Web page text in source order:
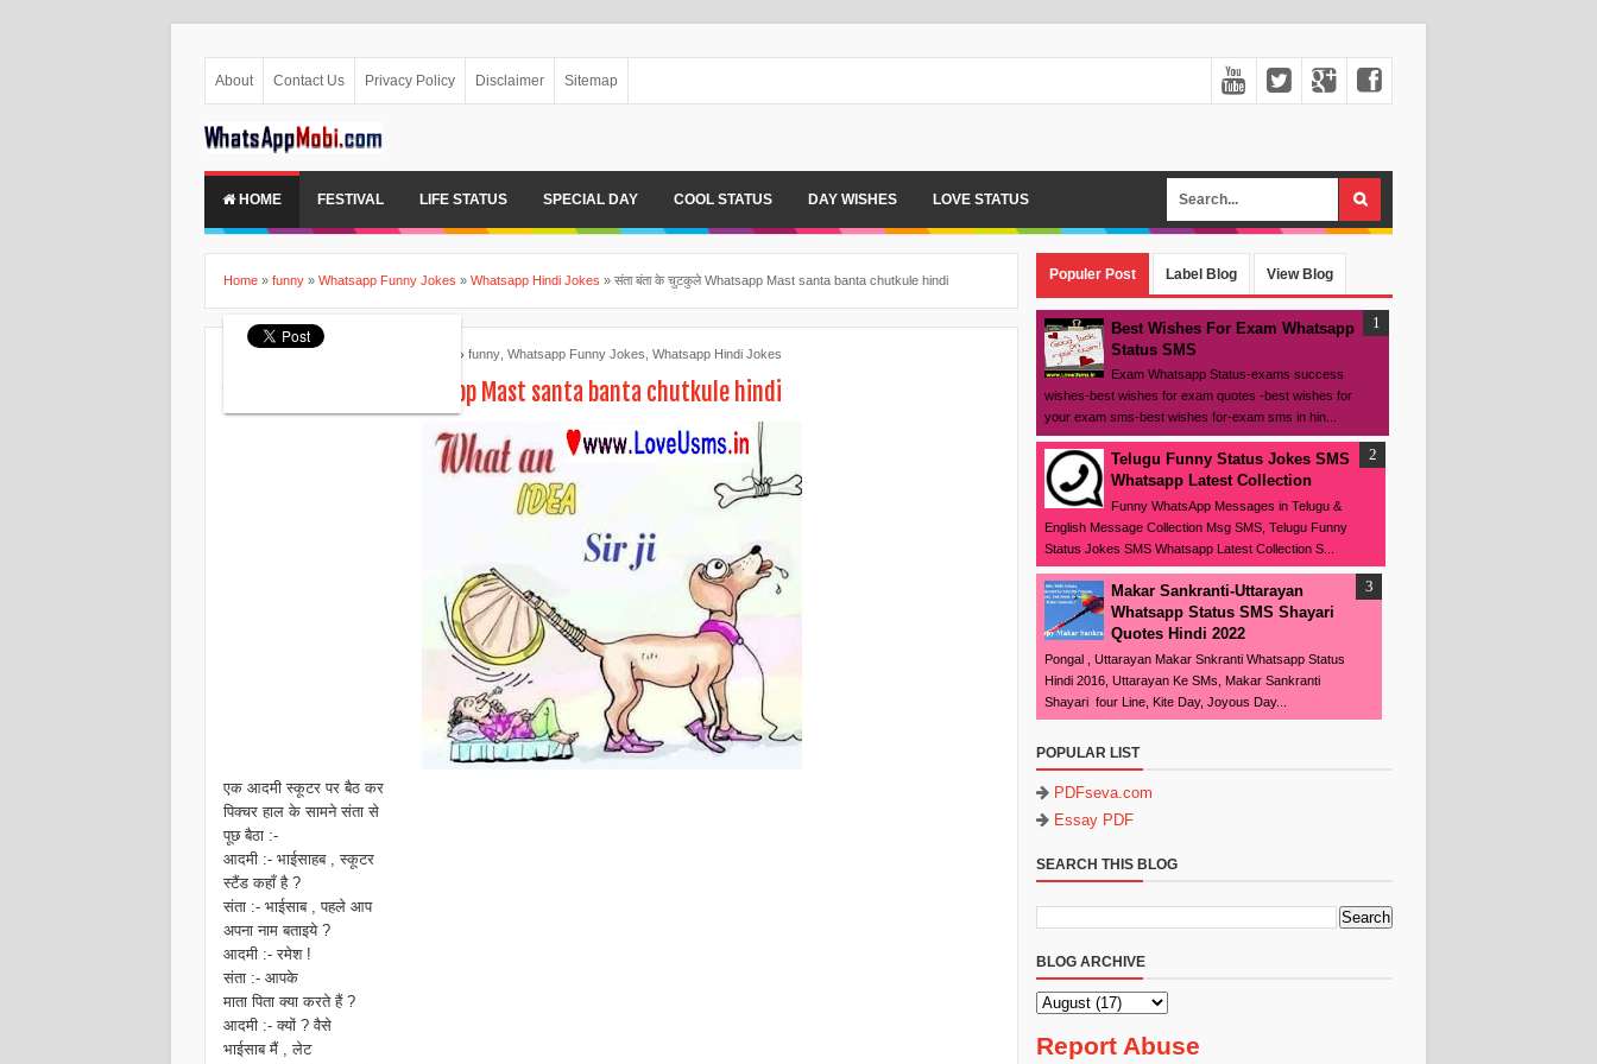
About Contact Us Privacy Policy Disclaimer Sitemap
HOME FESTIVAL LIFE STATUS SPECIAL DAY COOL STATUS DAY WISHES LOVE STATUS
Home » funny » Whatsapp Funny Jokes » Whatsapp Hindi Jokes » संता बंता के चुटकुले Whatsapp Mast santa banta chutkule hindi
funny Whatsapp Funny Jokes Whatsapp Hindi Jokes
संता बंता के चुटकुले Whatsapp Mast santa banta chutkule hindi
एक आदमी स्कूटर पर बैठ कर
पिक्चर हाल के सामने संता से
पूछ बैठा :-
आदमी :- भाईसाहब , स्कूटर
स्टैंड कहाँ है ?
संता :- भाईसाब , पहले आप
अपना नाम बताइये ?
आदमी :- रमेश !
संता :- आपके
माता पिता क्या करते हैं ?
आदमी :- क्यों ? वैसे
भाईसाब मैं , लेट
Populer Post Label Blog View Blog
Best Wishes For Exam Whatsapp
Status SMS
Exam Whatsapp Status-exams success
wishes-best wishes for exam quotes -best wishes for
your exam sms-best wishes for-exam sms in hin...
Telugu Funny Status Jokes SMS
Whatsapp Latest Collection
Funny WhatsApp Messages in Telugu &
English Message Collection Msg SMS, Telugu Funny
Status Jokes SMS Whatsapp Latest Collection S...
Makar Sankranti-Uttarayan
Whatsapp Status SMS Shayari
Quotes Hindi 2022
Pongal , Uttarayan Makar Snkranti Whatsapp Status
Hindi 2016, Uttarayan Ke SMs, Makar Sankranti
Shayari four Line, Kite Day, Joyous Day...
POPULAR LIST
PDFseva.com
Essay PDF
SEARCH THIS BLOG
BLOG ARCHIVE
Report Abuse